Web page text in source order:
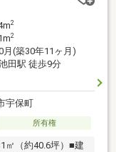
せん。
2
2
月(築30年11ヶ月)
田駅 徒歩9分
宇保町
所有権
㎡（約40.6坪）■建